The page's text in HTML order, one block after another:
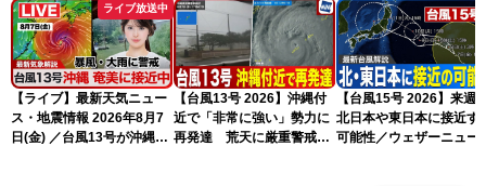
ライブ放送中
【ライブ】最新天気ニュー
ス・地震情報 2026年8月7
日(金) ／台風13号が沖縄・
【台風13号 2026】沖縄付
近で「非常に強い」勢力に
再発達 荒天に厳重警戒を
【台風15号 2026】来週
北日本や東日本に接近す
可能性／ウェザーニュー